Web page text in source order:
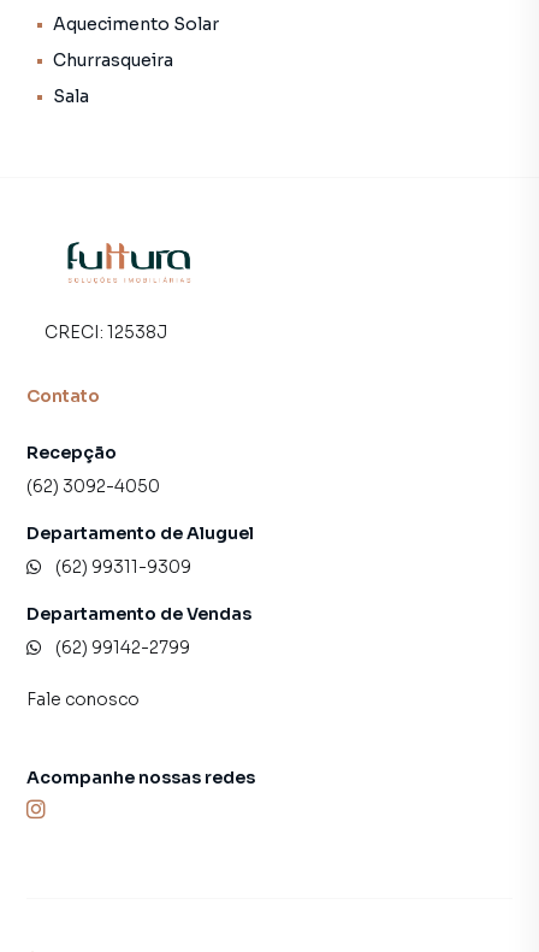
Aquecimento Solar
Churrasqueira
Sala
CRECI: 12538J
Contato
Recepção
(62) 3092-4050
Departamento de Aluguel
(62) 99311-9309
Departamento de Vendas
(62) 99142-2799
Fale conosco
Acompanhe nossas redes